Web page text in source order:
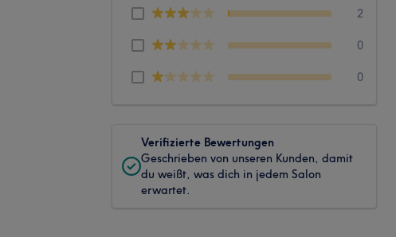
2
0
0
Verifizierte Bewertungen
Geschrieben von unseren Kunden, damit
du weißt, was dich in jedem Salon
erwartet.